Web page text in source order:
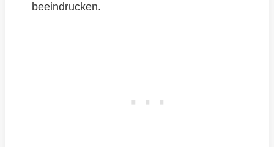
beeindrucken.